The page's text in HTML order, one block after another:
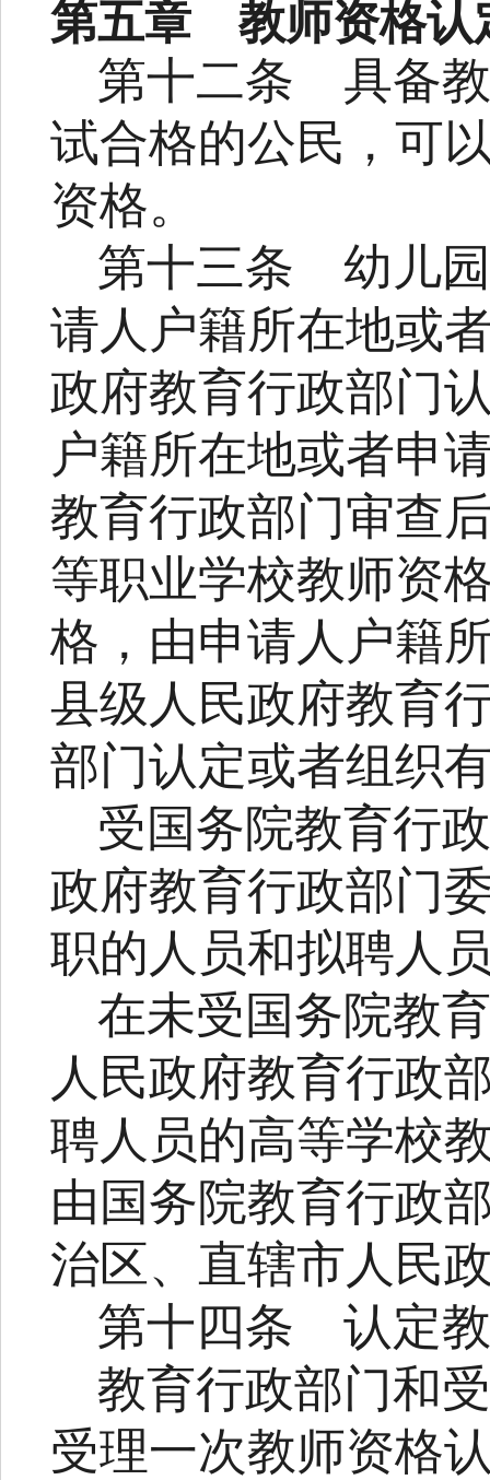
第五章 教师资格认
第十二条 具备
试合格的公民，可
资格。
第十三条 幼儿
请人户籍所在地或
政府教育行政部门
户籍所在地或者申
教育行政部门审查
等职业学校教师资
格，由申请人户籍
县级人民政府教育
部门认定或者组织
受国务院教育行
政府教育行政部门
职的人员和拟聘人
在未受国务院教
人民政府教育行政
聘人员的高等学校
由国务院教育行政
治区、直辖市人民
第十四条 认定
教育行政部门和
受理一次教师资格